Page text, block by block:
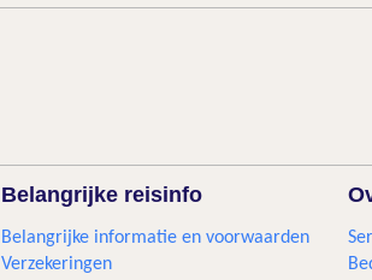
Belangrijke reisinfo
Belangrijke informatie en voorwaarden
Verzekeringen